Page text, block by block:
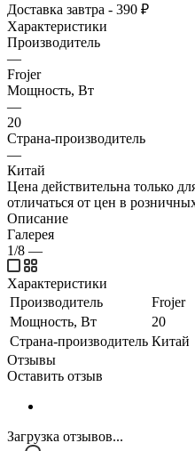
Доставка завтра - 390 ₽
Характеристики
Производитель
—
Frojer
Мощность, Вт
—
20
Страна-производитель
—
Китай
Цена действительна только
отличаться от цен в
Описание
Галерея
1/8 —
Характеристики
Производитель
Frojer
Мощность, Вт
20
Страна-производитель Китай
Отзывы
Оставить отзыв
Загрузка отзывов...